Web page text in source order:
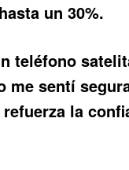
un 30%.
teléfono
sentí
la